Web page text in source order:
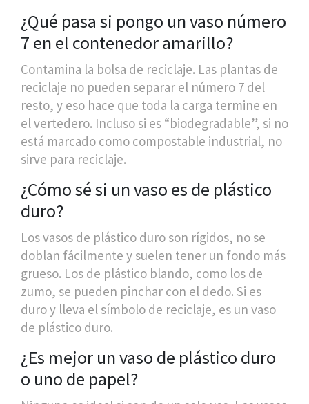
¿Qué pasa si pongo un vaso número
7 en el contenedor amarillo?
Contamina la bolsa de reciclaje. Las plantas de
reciclaje no pueden separar el número 7 del
resto, y eso hace que toda la carga termine en
el vertedero. Incluso si es “biodegradable”, si no
está marcado como compostable industrial, no
sirve para reciclaje.
¿Cómo sé si un vaso es de plástico
duro?
Los vasos de plástico duro son rígidos, no se
doblan fácilmente y suelen tener un fondo más
grueso. Los de plástico blando, como los de
zumo, se pueden pinchar con el dedo. Si es
duro y lleva el símbolo de reciclaje, es un vaso
de plástico duro.
¿Es mejor un vaso de plástico duro
o uno de papel?